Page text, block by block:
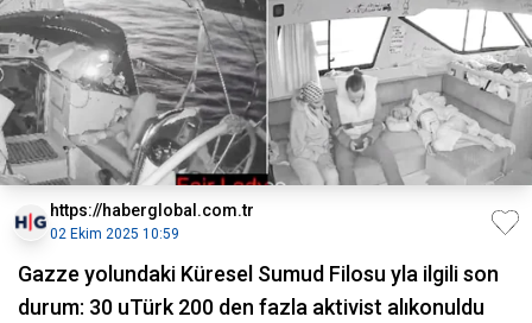
https://haberglobal.com.tr
02 Ekim 2025 10:59
Gazze yolundaki Küresel Sumud Filosu yla ilgili son
durum: 30 uTürk 200 den fazla aktivist alıkonuldu